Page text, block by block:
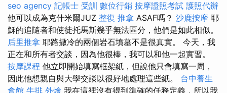
seo agency 記帳士 受訓 數位行銷 按摩證照考試 護照代辦
他可以成為克什米爾JUZ 整復 推拿 ASAF嗎？ 沙鹿按摩 耶
穌的追隨者和使徒托馬斯幾乎無法區分，他們是如此相似。
后里推拿 耶路撒冷的兩個岩石墳墓不是很真實。 今天，我
正在和所有者交談，因為他很棒，我可以和他一起實習。
按摩課程 他立即開始填寫框架紙，但說他只會填寫一周，
因此他想親自與大學交談以很好地處理這些紙。 台中養生
會館 牛排 外燴 我在這裡沒有得到準確的任務定義，所以我